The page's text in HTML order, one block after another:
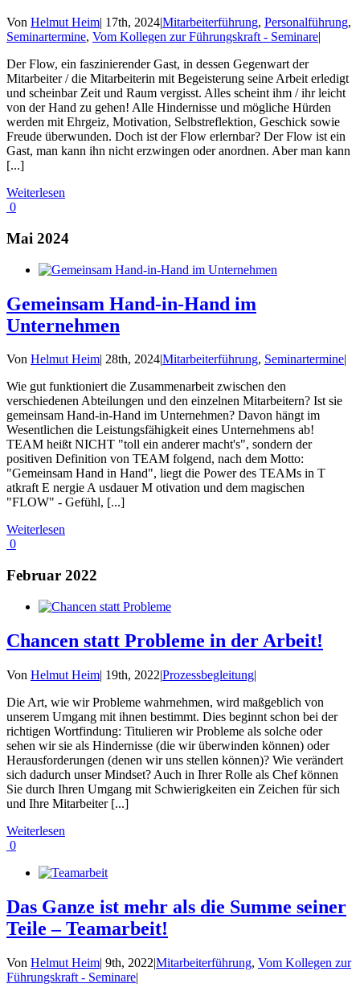
Von Helmut Heim| 17th, 2024|Mitarbeiterführung, Personalführung,
Seminartermine, Vom Kollegen zur Führungskraft - Seminare|
Der Flow, ein faszinierender Gast, in dessen Gegenwart der
Mitarbeiter / die Mitarbeiterin mit Begeisterung seine Arbeit erledigt
und scheinbar Zeit und Raum vergisst. Alles scheint ihm / ihr leicht
von der Hand zu gehen! Alle Hindernisse und mögliche Hürden
werden mit Ehrgeiz, Motivation, Selbstreflektion, Geschick sowie
Freude überwunden. Doch ist der Flow erlernbar? Der Flow ist ein
Gast, man kann ihn nicht erzwingen oder anordnen. Aber man kann
[...]
Weiterlesen
0
Mai 2024
Gemeinsam Hand-in-Hand im
Unternehmen
Von Helmut Heim| 28th, 2024|Mitarbeiterführung, Seminartermine|
Wie gut funktioniert die Zusammenarbeit zwischen den
verschiedenen Abteilungen und den einzelnen Mitarbeitern? Ist sie
gemeinsam Hand-in-Hand im Unternehmen? Davon hängt im
Wesentlichen die Leistungsfähigkeit eines Unternehmens ab!
TEAM heißt NICHT "toll ein anderer macht's", sondern der
positiven Definition von TEAM folgend, nach dem Motto:
"Gemeinsam Hand in Hand", liegt die Power des TEAMs in T
atkraft E nergie A usdauer M otivation und dem magischen
"FLOW" - Gefühl, [...]
Weiterlesen
0
Februar 2022
Chancen statt Probleme in der Arbeit!
Von Helmut Heim| 19th, 2022|Prozessbegleitung|
Die Art, wie wir Probleme wahrnehmen, wird maßgeblich von
unserem Umgang mit ihnen bestimmt. Dies beginnt schon bei der
richtigen Wortfindung: Titulieren wir Probleme als solche oder
sehen wir sie als Hindernisse (die wir überwinden können) oder
Herausforderungen (denen wir uns stellen können)? Wie verändert
sich dadurch unser Mindset? Auch in Ihrer Rolle als Chef können
Sie durch Ihren Umgang mit Schwierigkeiten ein Zeichen für sich
und Ihre Mitarbeiter [...]
Weiterlesen
0
Das Ganze ist mehr als die Summe seiner
Teile – Teamarbeit!
Von Helmut Heim| 9th, 2022|Mitarbeiterführung, Vom Kollegen zur
Führungskraft - Seminare|